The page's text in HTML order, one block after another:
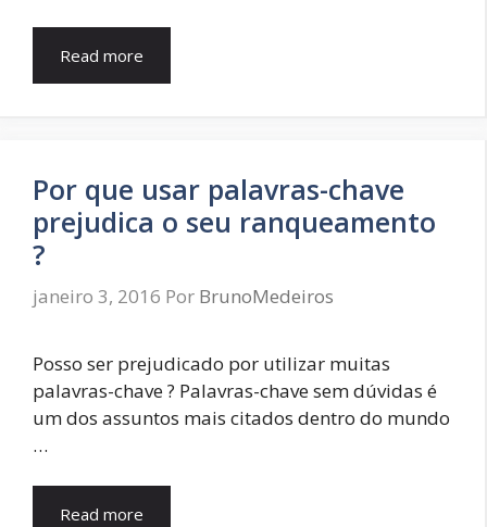
Read more
Por que usar palavras-chave
prejudica o seu ranqueamento
?
janeiro 3, 2016 Por BrunoMedeiros
Posso ser prejudicado por utilizar muitas
palavras-chave ? Palavras-chave sem dúvidas é
um dos assuntos mais citados dentro do mundo
…
Read more